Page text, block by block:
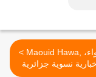
< Maouid Hawa, موعد حواء،
نسوية جزائرية